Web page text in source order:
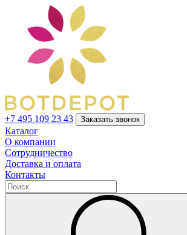
+7 495 109 23 43 Заказать звонок
Каталог
О компании
Сотрудничество
Доставка и оплата
Контакты